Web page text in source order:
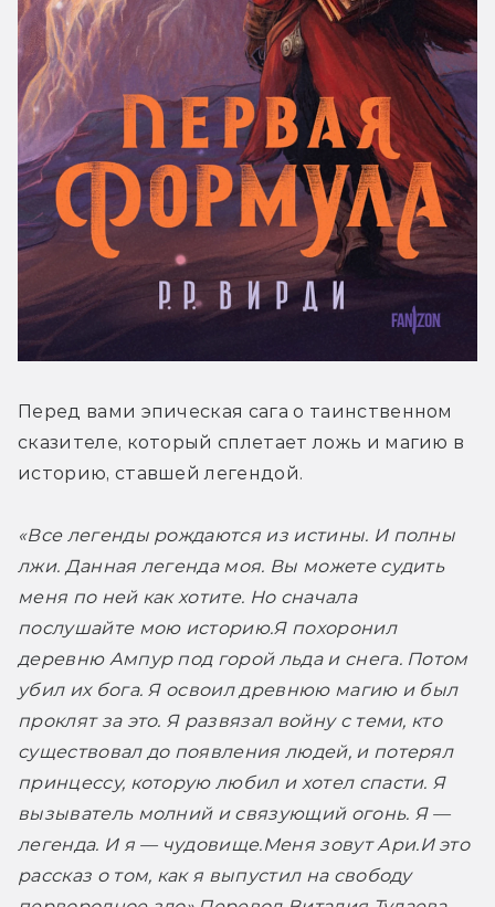
Перед вами эпическая сага о таинственном
сказителе, который сплетает ложь и магию в
историю, ставшей легендой.
«Все легенды рождаются из истины. И полны
лжи. Данная легенда моя. Вы можете судить
меня по ней как хотите. Но сначала
послушайте мою историю.Я похоронил
деревню Ампур под горой льда и снега. Потом
убил их бога. Я освоил древнюю магию и был
проклят за это. Я развязал войну с теми, кто
существовал до появления людей, и потерял
принцессу, которую любил и хотел спасти. Я
вызыватель молний и связующий огонь. Я —
легенда. И я — чудовище.Меня зовут Ари.И это
рассказ о том, как я выпустил на свободу